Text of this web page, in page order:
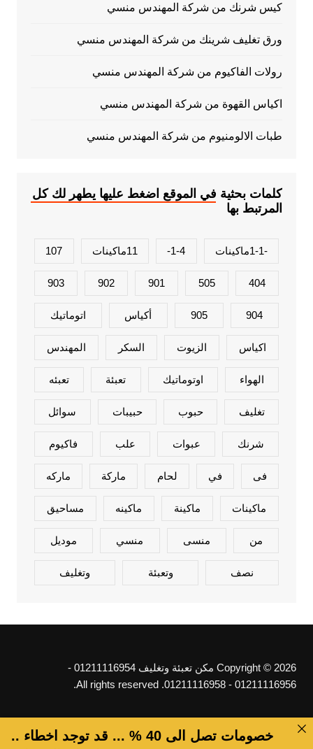
كيس شرنك من شركة المهندس منسي
ورق تغليف شرينك من شركة المهندس منسي
رولات الفاكيوم من شركة المهندس منسي
اكياس القهوة من شركة المهندس منسي
طبات الالومنيوم من شركة المهندس منسي
كلمات بحثية في الموقع اضغط عليها يطهر لك كل
المرتبط بها
-1-1ماكينات 1-4- 11ماكينات 107
404
505
901
902
903
904
905 أكياس اتوماتيك
اكياس الزيوت السكر المهندس
الهواء اوتوماتيك تعبئة تعبئه
تغليف حبوب حبيبات سوائل
شرنك عبوات علب فاكيوم
فى في لحام ماركة ماركه
ماكينات ماكينة ماكينه مساحيق
من منسى منسي موديل
نصف وتعبئة وتغليف
Copyright © 2026 مكن تعبئة وتغليف 01211116954 -
01211116956 - 01211116958. All rights reserved.
خصومات تصل الى 40 % ... قد توجد اخطاء ..